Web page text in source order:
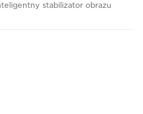
stabilizator obrazu